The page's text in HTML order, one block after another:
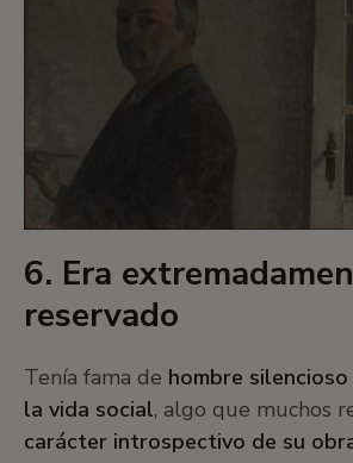
6. Era
reservado
Tenía fama de hombre
la vida social, algo que muchos
carácter introspectivo de su